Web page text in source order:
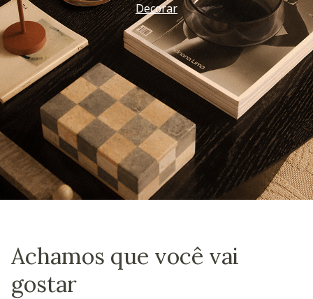
Decorar
Achamos que você vai
gostar